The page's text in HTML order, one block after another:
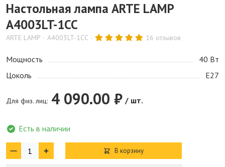
Настольная лампа ARTE LAMP
A4003LT-1CC
ARTE LAMP A4003LT-1CC 16 отзывов
Мощность
40 Bт
Цоколь
E27
Для физ. лиц: 4 090.00 ₽ / шт.
Есть в наличии
В корзину